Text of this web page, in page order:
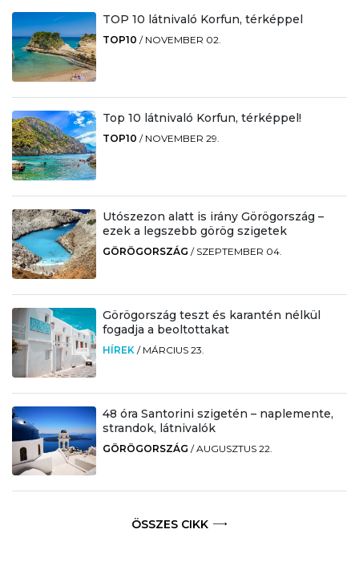
TOP 10 látnivaló Korfun, térképpel
TOP10 / NOVEMBER 02.
Top 10 látnivaló Korfun, térképpel!
TOP10 / NOVEMBER 29.
Utószezon alatt is irány Görögország –
ezek a legszebb görög szigetek
GÖRÖGORSZÁG / SZEPTEMBER 04.
Görögország teszt és karantén nélkül
fogadja a beoltottakat
HÍREK / MÁRCIUS 23.
48 óra Santorini szigetén – naplemente,
strandok, látnivalók
GÖRÖGORSZÁG /AUGUSZTUS 22.
ÖSSZES CIKK